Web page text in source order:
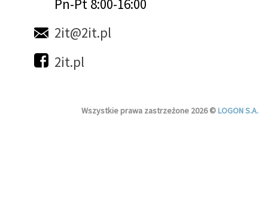
Pn-Pt 8:00-16:00
2it@2it.pl
2it.pl
Wszystkie prawa zastrzeżone 2026 ©LOGON S.A.